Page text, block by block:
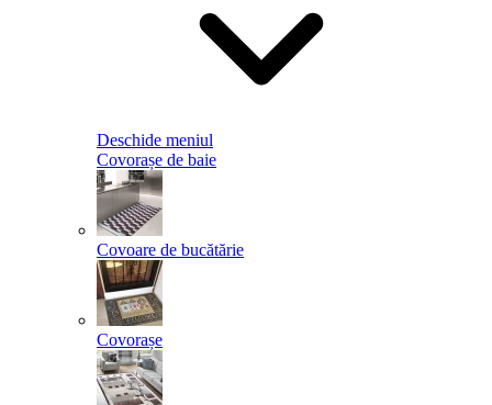
Deschide meniul
Covorașe de baie
Covoare de bucătărie
Covorașe